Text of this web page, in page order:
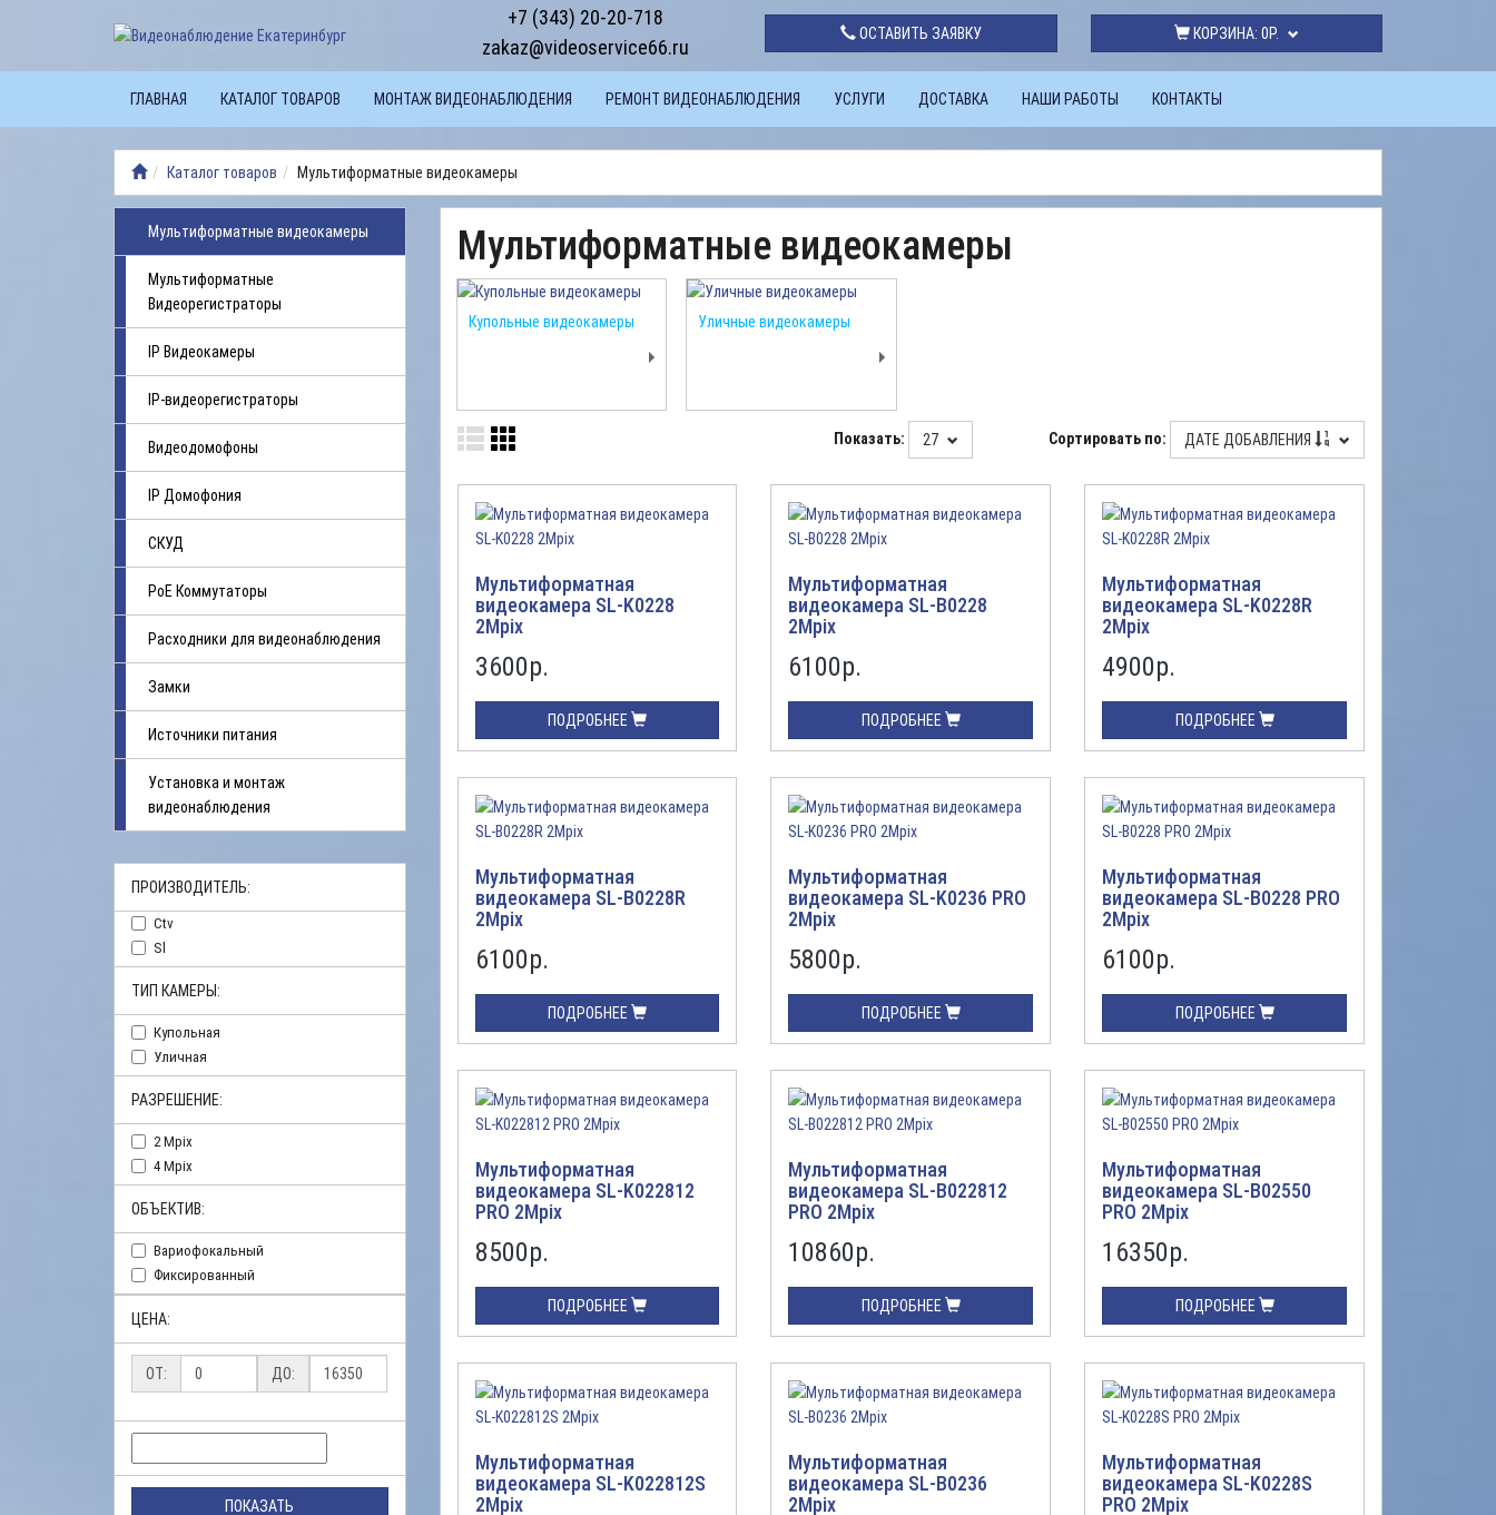
+7 (343) 20-20-718
zakaz@videoservice66.ru
ОСТАВИТЬ ЗАЯВКУ КОРЗИНА: 0Р.
ГЛАВНАЯ КАТАЛОГ ТОВАРОВ МОНТАЖ ВИДЕОНАБЛЮДЕНИЯ РЕМОНТ ВИДЕОНАБЛЮДЕНИЯ УСЛУГИ ДОСТАВКА НАШИ РАБОТЫ КОНТАКТЫ
Каталог товаров Мультиформатные видеокамеры
Мультиформатные видеокамеры
Мультиформатные
Видеорегистраторы
IP Видеокамеры
IP-видеорегистраторы
Видеодомофоны
IP Домофония
СКУД
PoE Коммутаторы
Расходники для видеонаблюдения
Замки
Источники питания
Установка и монтаж
видеонаблюдения
ПРОИЗВОДИТЕЛЬ:
Ctv
Sl
ТИП КАМЕРЫ:
Купольная
Уличная
РАЗРЕШЕНИЕ:
2 Mpix
4 Mpix
ОБЪЕКТИВ:
Вариофокальный
Фиксированный
ЦЕНА:
ОТ: ДО:
ПОКАЗАТЬ
Мультиформатные видеокамеры
Купольные видеокамеры Уличные видеокамеры
Показать: 27 Сортировать по: ДАТЕ ДОБАВЛЕНИЯ
Мультиформатная
видеокамера SL-K0228
2Mpix
3600р.
ПОДРОБНЕЕ
Мультиформатная
видеокамера SL-B0228
2Mpix
6100р.
ПОДРОБНЕЕ
Мультиформатная
видеокамера SL-K0228R
2Mpix
4900р.
ПОДРОБНЕЕ
Мультиформатная
видеокамера SL-B0228R
2Mpix
6100р.
ПОДРОБНЕЕ
Мультиформатная
видеокамера SL-K0236 PRO
2Mpix
5800р.
ПОДРОБНЕЕ
Мультиформатная
видеокамера SL-B0228 PRO
2Mpix
6100р.
ПОДРОБНЕЕ
Мультиформатная
видеокамера SL-K022812
PRO 2Mpix
8500р.
ПОДРОБНЕЕ
Мультиформатная
видеокамера SL-B022812
PRO 2Mpix
10860р.
ПОДРОБНЕЕ
Мультиформатная
видеокамера SL-B02550
PRO 2Mpix
16350р.
ПОДРОБНЕЕ
Мультиформатная
видеокамера SL-K022812S
2Mpix
Мультиформатная
видеокамера SL-B0236
2Mpix
Мультиформатная
видеокамера SL-K0228S
PRO 2Mpix